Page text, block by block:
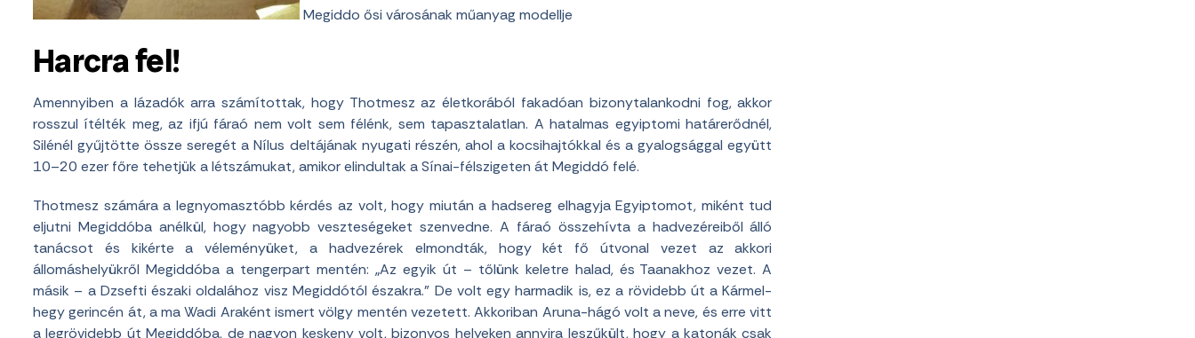
Megiddo ősi városának műanyag modellje
Harcra fel!
Amennyiben a lázadók arra számítottak, hogy Thotmesz az életkorából fakadóan bizonytalankodni fog, akkor
rosszul ítélték meg, az ifjú fáraó nem volt sem félénk, sem tapasztalatlan. A hatalmas egyiptomi határerődnél,
Silénél gyűjtötte össze seregét a Nílus deltájának nyugati részén, ahol a kocsihajtókkal és a gyalogsággal együtt
10–20 ezer főre tehetjük a létszámukat, amikor elindultak a Sínai-félszigeten át Megiddó felé.
Thotmesz számára a legnyomasztóbb kérdés az volt, hogy miután a hadsereg elhagyja Egyiptomot, miként tud
eljutni Megiddóba anélkül, hogy nagyobb veszteségeket szenvedne. A fáraó összehívta a hadvezéreiből álló
tanácsot és kikérte a véleményüket, a hadvezérek elmondták, hogy két fő útvonal vezet az akkori
állomáshelyükről Megiddóba a tengerpart mentén: „Az egyik út – tőlünk keletre halad, és Taanakhoz vezet. A
másik – a Dzsefti északi oldalához visz Megiddótól északra.” De volt egy harmadik is, ez a rövidebb út a Kármel-
hegy gerincén át, a ma Wadi Araként ismert völgy mentén vezetett. Akkoriban Aruna-hágó volt a neve, és erre vitt
a legrövidebb út Megiddóba, de nagyon keskeny volt, bizonyos helyeken annyira leszűkült, hogy a katonák csak